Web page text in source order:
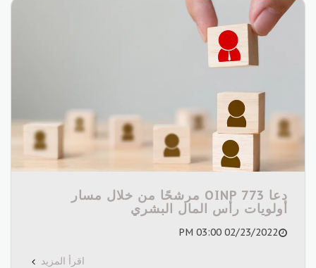
دعا OINP 773 مرشحًا من خلال مسار
أولويات رأس المال البشري
02/23/2022 03:00 PM
اقرأ المزيد